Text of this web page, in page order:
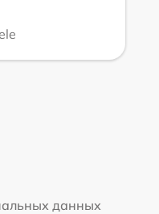
данных